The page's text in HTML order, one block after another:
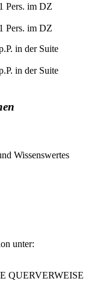
Pers. im DZ
Pers. im DZ
in der Suite
in der Suite
Wissenswertes
unter:
QUERVERWEISE